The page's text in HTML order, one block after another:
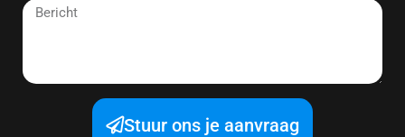
Stuur ons je aanvraag